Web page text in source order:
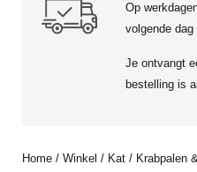
Op
volgende dag
Je ontvangt
bestelling is
Home / Winkel / Kat / Krabpalen